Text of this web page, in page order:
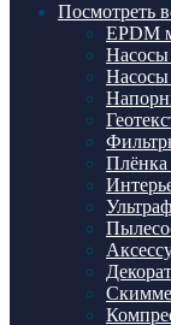
Посмотреть
EPDM
Насосы
Насосы